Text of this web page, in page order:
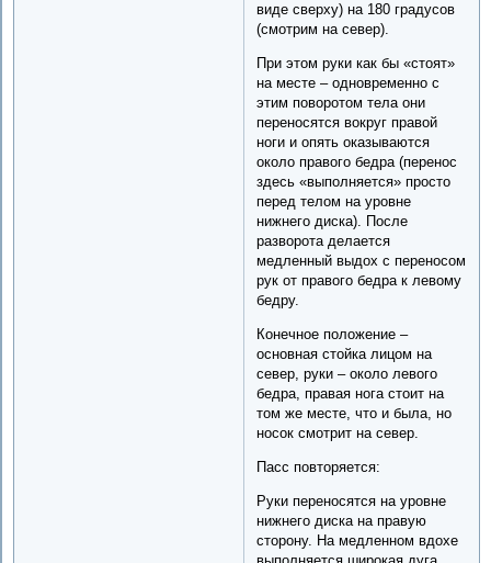
виде сверху) на 180 градусов
(смотрим на север).
При этом руки как бы «стоят»
на месте – одновременно с
этим поворотом тела они
переносятся вокруг правой
ноги и опять оказываются
около правого бедра (перенос
здесь «выполняется» просто
перед телом на уровне
нижнего диска). После
разворота делается
медленный выдох с переносом
рук от правого бедра к левому
бедру.
Конечное положение –
основная стойка лицом на
север, руки – около левого
бедра, правая нога стоит на
том же месте, что и была, но
носок смотрит на север.
Пасс повторяется:
Руки переносятся на уровне
нижнего диска на правую
сторону. На медленном вдохе